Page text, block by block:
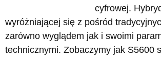
cyfrowej.
wyróżniającej się z pośród
zarówno wyglądem jak i swoimi
technicznymi. Zobaczymy jak S5600